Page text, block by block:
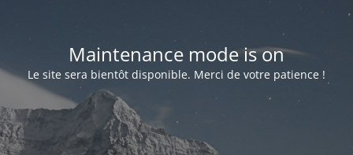
Maintenance mode is on
Le site sera bientôt disponible. Merci de votre patience !